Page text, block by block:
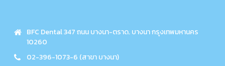
BFC Dental 347 ถนน บางนา-ตราด. บางนา กรุงเทพมหานคร
10260
02-396-1073-6 (สาขา บางนา)